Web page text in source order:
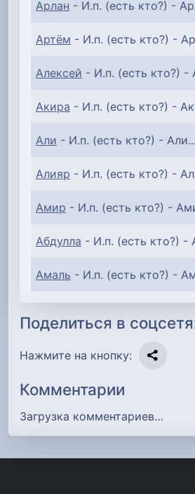
Арлан - И.п. (есть кто?) -
Артём - И.п. (есть кто?) -
Алексей - И.п. (есть кто?) -
Акира - И.п. (есть кто?) -
Али - И.п. (есть кто?) - Али...
Алияр - И.п. (есть кто?) -
Амир - И.п. (есть кто?) -
Абдулла - И.п. (есть кто?) -
Амаль - И.п. (есть кто?) -
Поделиться в
Нажмите на кнопку:
Комментарии
Загрузка комментариев…